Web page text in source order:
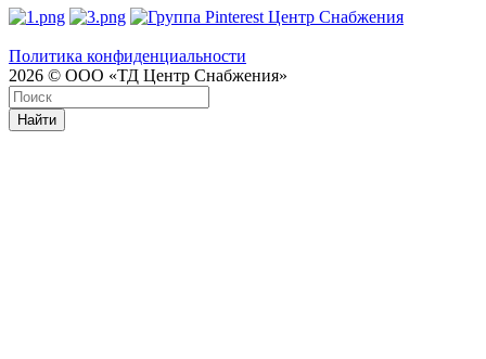
Политика конфиденциальности
2026 © ООО «ТД Центр Снабжения»
Найти